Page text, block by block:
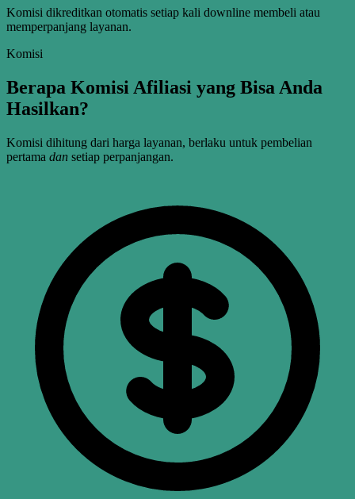
Komisi dikreditkan otomatis setiap kali downline membeli atau
memperpanjang layanan.
Komisi
Berapa Komisi Afiliasi yang Bisa Anda
Hasilkan?
Komisi dihitung dari harga layanan, berlaku untuk pembelian
pertama dan setiap perpanjangan.